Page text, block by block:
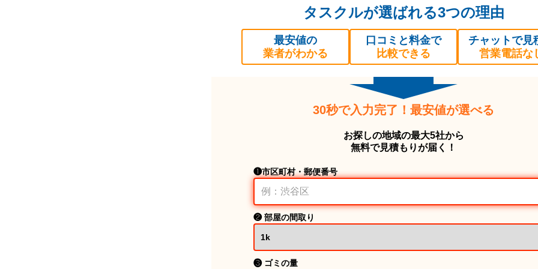
タスクルが選ばれる3つの理由
最安値の
業者がわかる
口コミと料金で
比較できる
チャットで見
営業電話な
30秒で入力完了！最安値が選べる
お探しの地域の最大5社から
無料で見積もりが届く！
❶市区町村・郵便番号
❷ 部屋の間取り
❸ ゴミの量